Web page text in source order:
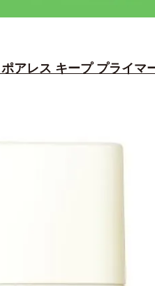
アレス キープ プライマ